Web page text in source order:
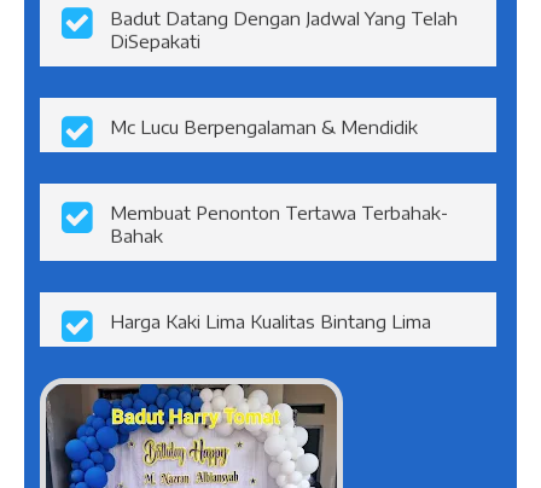
Bersama Kami:
DiSepakati
Mc Lucu Berpengalaman & Mendidik
Bahak
Harga Kaki Lima Kualitas Bintang Lima